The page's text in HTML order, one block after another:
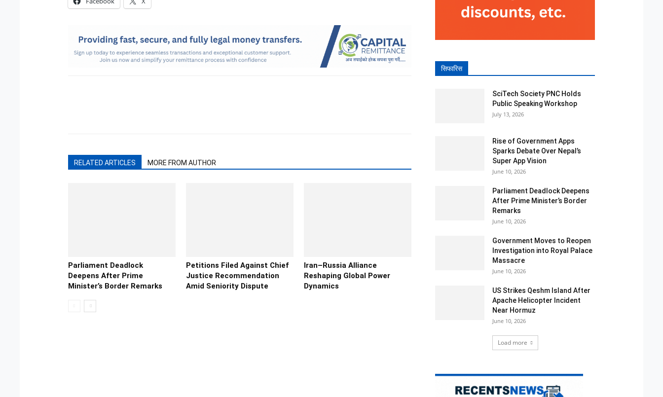
RELATED ARTICLES MORE FROM AUTHOR
Parliament Deadlock
Deepens After Prime
Minister’s Border Remarks
Petitions Filed Against Chief
Justice Recommendation
Amid Seniority Dispute
Iran–Russia Alliance
Reshaping Global Power
Dynamics
सिफारिस
SciTech Society PNC Holds
Public Speaking Workshop
July 13, 2026
Rise of Government Apps
Sparks Debate Over Nepal’s
Super App Vision
June 10, 2026
Parliament Deadlock Deepens
After Prime Minister’s Border
Remarks
June 10, 2026
Government Moves to Reopen
Investigation into Royal Palace
Massacre
June 10, 2026
US Strikes Qeshm Island After
Apache Helicopter Incident
Near Hormuz
June 10, 2026
Load more